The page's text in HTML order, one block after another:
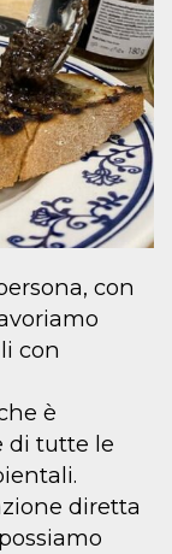
con
con
è
di tutte le
diretta